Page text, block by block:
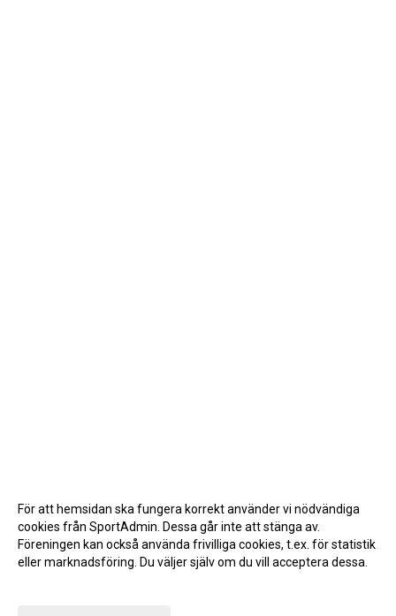
För att hemsidan ska fungera korrekt använder vi nödvändiga
cookies från SportAdmin. Dessa går inte att stänga av.
Föreningen kan också använda frivilliga cookies, t.ex. för statistik
eller marknadsföring. Du väljer själv om du vill acceptera dessa.